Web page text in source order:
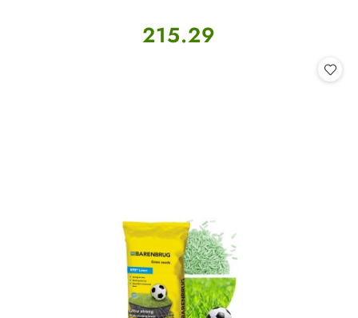
Cena:
215.29